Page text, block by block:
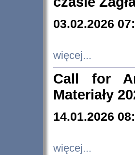
03.02.2026
więcej...
Call for
Materiały
14.01.2026
więcej...